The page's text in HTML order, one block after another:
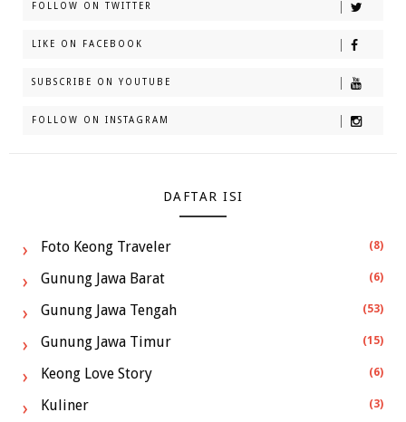
FOLLOW ON TWITTER
LIKE ON FACEBOOK
SUBSCRIBE ON YOUTUBE
FOLLOW ON INSTAGRAM
DAFTAR ISI
Foto Keong Traveler (8)
Gunung Jawa Barat (6)
Gunung Jawa Tengah (53)
Gunung Jawa Timur (15)
Keong Love Story (6)
Kuliner (3)